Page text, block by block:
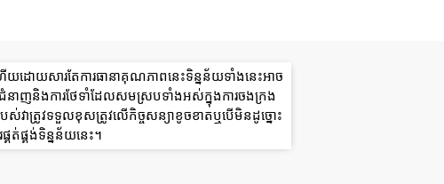
ដោយសារតែការធានាគុណភាពនេះទិន្នន័យទាំងនេះអាច
ាញនិងការថែទាំដែលសមស្របទាំងអស់ក្នុងការចងក្រង
ាត្រូវទទួលខុសត្រូវលើកិច្ចសន្យាខូចខាតឬបើមិនដូច្នោះ
ត់ផ្គង់ទិន្នន័យនេះ។